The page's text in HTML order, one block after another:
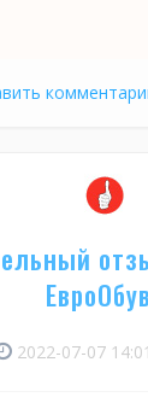
2022-07-07